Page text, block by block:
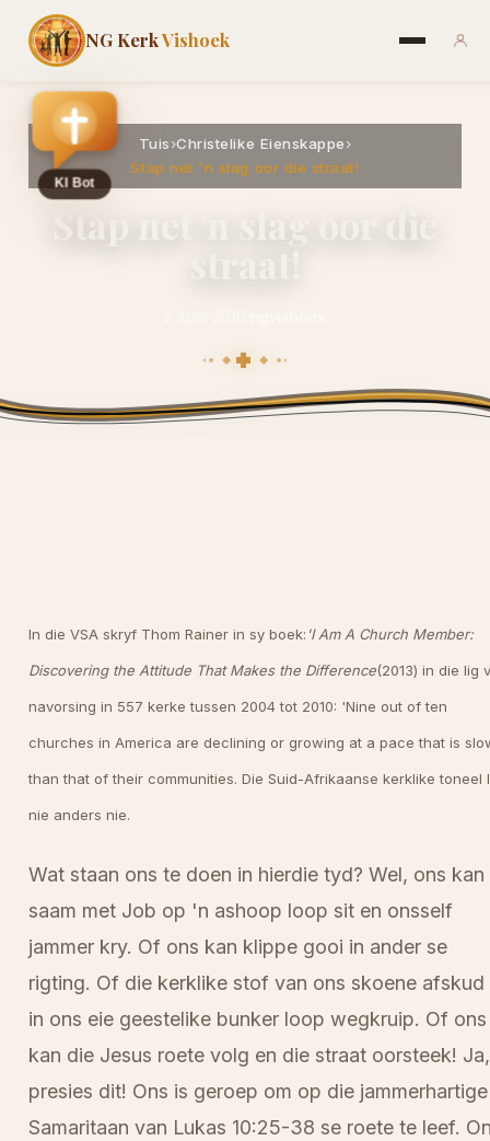
NG KerkVishoek
Tuis›Christelike Eienskappe›
Stap net 'n slag oor die straat!
In die VSA skryf Thom Rainer in sy boek: 'I Am A Church Member:
Discovering the Attitude That Makes the Difference(2013) in die lig
navorsing in 557 kerke tussen 2004 tot 2010: 'Nine out of ten
churches in America are declining or growing at a pace that is
than that of their communities. Die Suid-Afrikaanse kerklike toneel
nie anders nie.
Wat staan ons te doen in hierdie tyd? Wel, ons kan
saam met Job op 'n ashoop loop sit en onsself
jammer kry. Of ons kan klippe gooi in ander se
rigting. Of die kerklike stof van ons skoene afskud
in ons eie geestelike bunker loop wegkruip. Of ons
kan die Jesus roete volg en die straat oorsteek! Ja,
presies dit! Ons is geroep om op die jammerhartige
Samaritaan van Lukas 10:25-38 se roete te leef.